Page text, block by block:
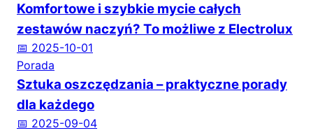
Komfortowe i szybkie mycie całych
zestawów naczyń? To możliwe z Electrolux
📅 2025-10-01
Porada
Sztuka oszczędzania – praktyczne porady
dla każdego
📅 2025-09-04